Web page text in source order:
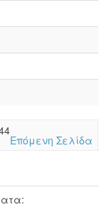
Επόμενη Σελίδα